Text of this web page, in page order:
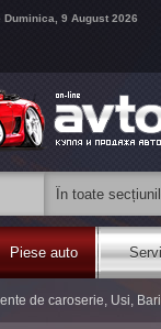
Duminica, 9 August 2026
Piese auto
de caroserie, Usi,